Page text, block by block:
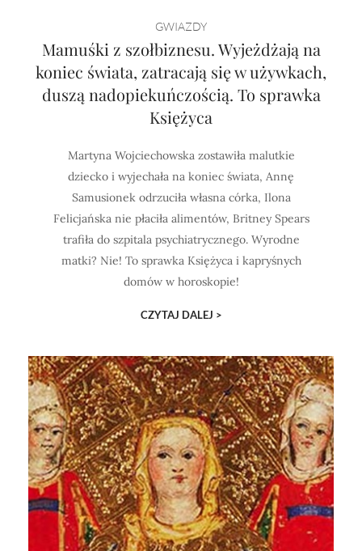
GWIAZDY
Mamuśki z szołbiznesu. Wyjeżdżają na
koniec świata, zatracają się w używkach,
duszą nadopiekuńczością. To sprawka
Księżyca
Martyna Wojciechowska zostawiła malutkie
dziecko i wyjechała na koniec świata, Annę
Samusionek odrzuciła własna córka, Ilona
Felicjańska nie płaciła alimentów, Britney Spears
trafiła do szpitala psychiatrycznego. Wyrodne
matki? Nie! To sprawka Księżyca i kapryśnych
domów w horoskopie!
CZYTAJ DALEJ >